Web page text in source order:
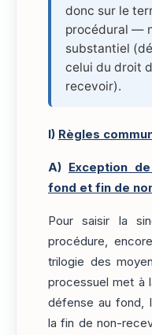
donc sur le
procédural —
substantiel
celui du droit
recevoir).
I) Règles
A) Exception
fond et fin de
Pour saisir la
procédure,
trilogie des
processuel met à
défense au fond,
la fin de non-